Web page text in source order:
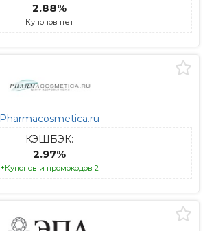
2.88%
Купонов нет
Pharmacosmetica.ru
КЭШБЭК:
2.97%
+Купонов и промокодов 2